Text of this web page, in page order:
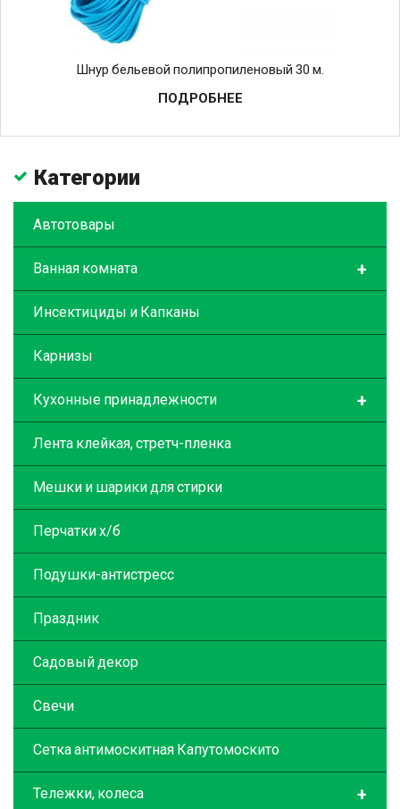
Шнур бельевой полипропиленовый 30 м.
ПОДРОБНЕЕ
Категории
Автотовары
+
Ванная комната
Инсектициды и Капканы
Карнизы
+
Кухонные принадлежности
Лента клейкая, стретч-пленка
Мешки и шарики для стирки
Перчатки х/б
Подушки-антистресс
Праздник
Садовый декор
Свечи
Сетка антимоскитная Капутомоскито
+
Тележки, колеса